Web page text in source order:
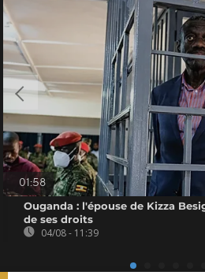
01:58
Ouganda : l'épouse de Kizza
de ses droits
04/08 - 11:39